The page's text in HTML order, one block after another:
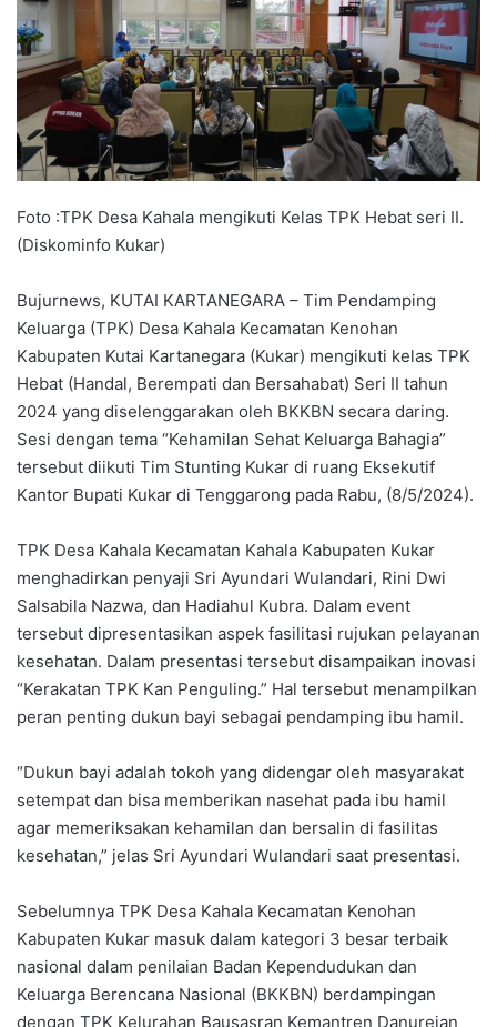
Foto :TPK Desa Kahala mengikuti Kelas TPK Hebat seri II.
(Diskominfo Kukar)
Bujurnews, KUTAI KARTANEGARA – Tim Pendamping
Keluarga (TPK) Desa Kahala Kecamatan Kenohan
Kabupaten Kutai Kartanegara (Kukar) mengikuti kelas TPK
Hebat (Handal, Berempati dan Bersahabat) Seri II tahun
2024 yang diselenggarakan oleh BKKBN secara daring.
Sesi dengan tema “Kehamilan Sehat Keluarga Bahagia”
tersebut diikuti Tim Stunting Kukar di ruang Eksekutif
Kantor Bupati Kukar di Tenggarong pada Rabu, (8/5/2024).
TPK Desa Kahala Kecamatan Kahala Kabupaten Kukar
menghadirkan penyaji Sri Ayundari Wulandari, Rini Dwi
Salsabila Nazwa, dan Hadiahul Kubra. Dalam event
tersebut dipresentasikan aspek fasilitasi rujukan pelayanan
kesehatan. Dalam presentasi tersebut disampaikan inovasi
“Kerakatan TPK Kan Penguling.” Hal tersebut menampilkan
peran penting dukun bayi sebagai pendamping ibu hamil.
“Dukun bayi adalah tokoh yang didengar oleh masyarakat
setempat dan bisa memberikan nasehat pada ibu hamil
agar memeriksakan kehamilan dan bersalin di fasilitas
kesehatan,” jelas Sri Ayundari Wulandari saat presentasi.
Sebelumnya TPK Desa Kahala Kecamatan Kenohan
Kabupaten Kukar masuk dalam kategori 3 besar terbaik
nasional dalam penilaian Badan Kependudukan dan
Keluarga Berencana Nasional (BKKBN) berdampingan
dengan TPK Kelurahan Bausasran Kemantren Danurejan